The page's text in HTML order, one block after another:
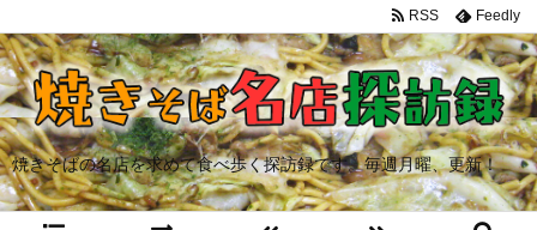
焼きそばの名店を求めて食べ歩く探訪録です。毎週月曜、更新！
RSS Feedly